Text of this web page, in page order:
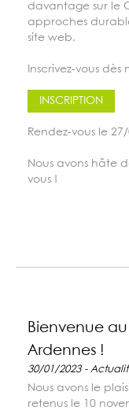
davantage sur le
approches
site web.
Inscrivez-vous
INSCRIPTION
Rendez-vous le
Nous avons hâte
vous !
Bienvenue
Ardennes !
30/01/2023 -
Nous avons le
retenus le 10